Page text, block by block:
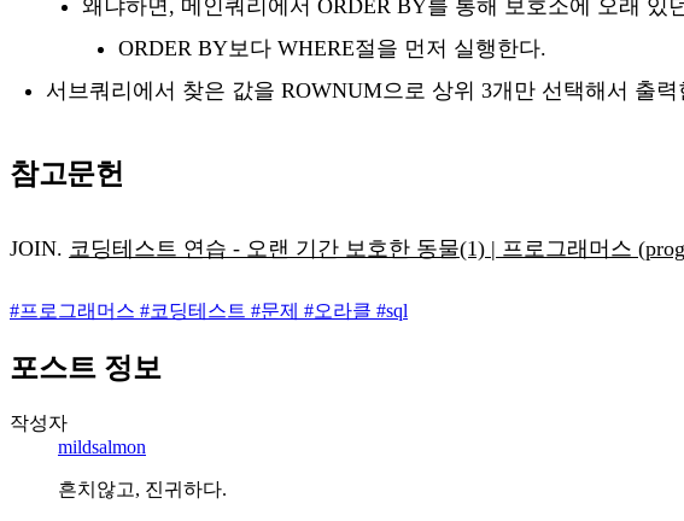
왜냐하면, 메인쿼리에서 ORDER BY를 통해 보호소에 오래
ORDER BY보다 WHERE절을 먼저 실행한다.
서브쿼리에서 찾은 값을 ROWNUM으로 상위 3개만 선택해서 출력
참고문헌
JOIN. 코딩테스트 연습 - 오랜 기간 보호한 동물(1) | 프로그래머스
#프로그래머스 #코딩테스트 #문제 #오라클 #sql
포스트 정보
작성자
mildsalmon
흔치않고, 진귀하다.